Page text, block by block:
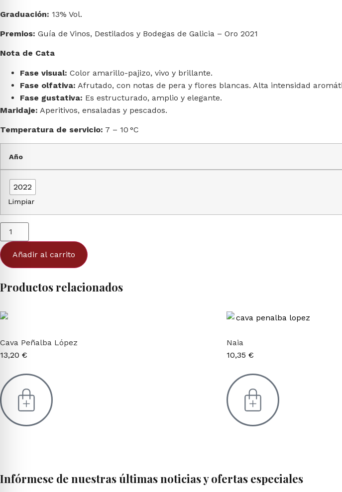
Graduación: 13% Vol.
Premios: Guía de Vinos, Destilados y Bodegas de Galicia – Oro 2021
Nota de Cata
Fase visual: Color amarillo-pajizo, vivo y brillante.
Fase olfativa: Afrutado, con notas de pera y flores blancas. Alta intensidad
Fase gustativa: Es estructurado, amplio y elegante.
Maridaje: Aperitivos, ensaladas y pescados.
Temperatura de servicio: 7 – 10 °C
Año
2022
Limpiar
Añadir al carrito
Productos relacionados
Cava Peñalba López
13,20 €
Naia
10,35 €
Infórmese de nuestras últimas noticias y ofertas especiales